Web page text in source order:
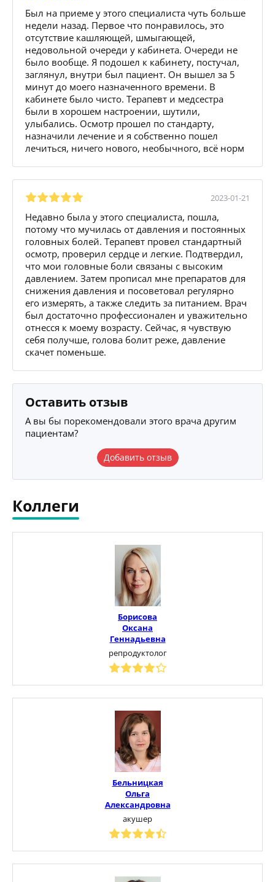
Был на приеме у этого специалиста чуть больше
недели назад. Первое что понравилось, это
отсутствие кашляющей, шмыгающей,
недовольной очереди у кабинета. Очереди не
было вообще. Я подошел к кабинету, постучал,
заглянул, внутри был пациент. Он вышел за 5
минут до моего назначенного времени. В
кабинете было чисто. Терапевт и медсестра
были в хорошем настроении, шутили,
улыбались. Осмотр прошел по стандарту,
назначили лечение и я собственно пошел
лечиться, ничего нового, необычного, всё норм
2023-01-21
Недавно была у этого специалиста, пошла,
потому что мучилась от давления и постоянных
головных болей. Терапевт провел стандартный
осмотр, проверил сердце и легкие. Подтвердил,
что мои головные боли связаны с высоким
давлением. Затем прописал мне препаратов для
снижения давления и посоветовал регулярно
его измерять, а также следить за питанием. Врач
был достаточно профессионален и уважительно
отнесся к моему возрасту. Сейчас, я чувствую
себя получше, голова болит реже, давление
скачет поменьше.
Оставить отзыв
А вы бы порекомендовали этого врача другим
пациентам?
Добавить отзыв
Коллеги
Борисова
Оксана
Геннадьевна
репродуктолог
Бельницкая
Ольга
Александровна
акушер